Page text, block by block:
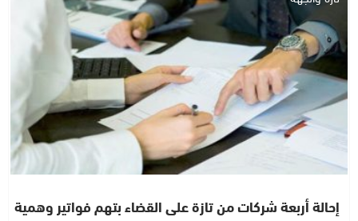
إحالة أربعة شركات من تازة على القضاء بتهم فواتير وهمية